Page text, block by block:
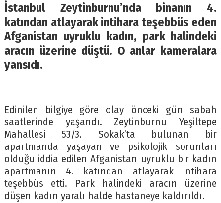
İstanbul Zeytinburnu’nda binanın 4.
katından atlayarak intihara teşebbüs eden
Afganistan uyruklu kadın, park halindeki
aracın üzerine düştü. O anlar kameralara
yansıdı.
Edinilen bilgiye göre olay önceki gün sabah
saatlerinde yaşandı. Zeytinburnu Yeşiltepe
Mahallesi 53/3. Sokak’ta bulunan bir
apartmanda yaşayan ve psikolojik sorunları
olduğu iddia edilen Afganistan uyruklu bir kadın
apartmanın 4. katından atlayarak intihara
teşebbüs etti. Park halindeki aracın üzerine
düşen kadın yaralı halde hastaneye kaldırıldı.